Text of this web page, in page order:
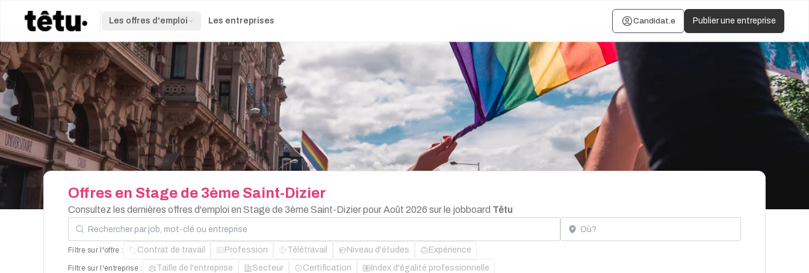
Les offres d'emploi Les entreprises Candidat.e Publier une entreprise
Offres en Stage de 3ème Saint-Dizier
Consultez les dernières offres d'emploi en Stage de 3ème Saint-Dizier pour Août 2026 sur le jobboard Têtu
Rechercher par job, mot-clé ou entreprise Localisation
Filtre sur l'offre : Contrat de travail Profession Télétravail Niveau d'études Expérience
Filtre sur l'entreprise : Taille de l'entreprise Secteur Certification Index d'égalité professionnelle